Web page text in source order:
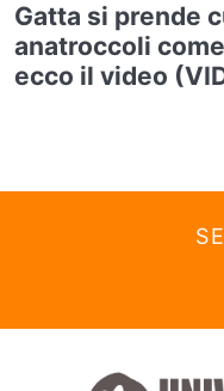
Gatta si prende
anatroccoli
ecco il video